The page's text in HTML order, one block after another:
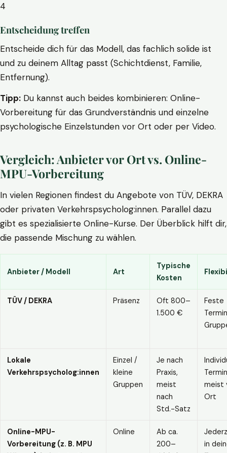
4
Entscheidung treffen
Entscheide dich für das Modell, das fachlich solide ist
und zu deinem Alltag passt (Schichtdienst, Familie,
Entfernung).
Tipp: Du kannst auch beides kombinieren: Online-
Vorbereitung für das Grundverständnis und einzelne
psychologische Einzelstunden vor Ort oder per Video.
Vergleich: Anbieter vor Ort vs. Online-
MPU-Vorbereitung
In vielen Regionen findest du Angebote von TÜV, DEKRA
oder privaten Verkehrspsycholog:innen. Parallel dazu
gibt es spezialisierte Online-Kurse. Der Überblick hilft dir,
die passende Mischung zu wählen.
Anbieter / Modell Art
Typische
Kosten
TÜV / DEKRA Präsenz
Oft 800–
1.500 €
Feste
Lokale
Verkehrspsycholog:innen
Einzel /
kleine
Gruppen
Je nach
Praxis,
meist
nach
Std.-Satz
meist
Ort
Online-MPU-
Vorbereitung (z. B. MPU
Online
Ab ca.
200–
in